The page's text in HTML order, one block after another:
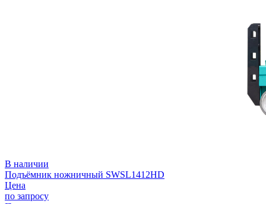
В наличии
Подъёмник ножничный SWSL1412HD
Цена
по запросу